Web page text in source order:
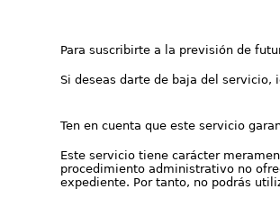
Para suscribirte a la previsión de
Si deseas darte de baja del
Ten en cuenta que este servicio
Este servicio tiene carácter
procedimiento administrativo no
expediente. Por tanto, no podrás